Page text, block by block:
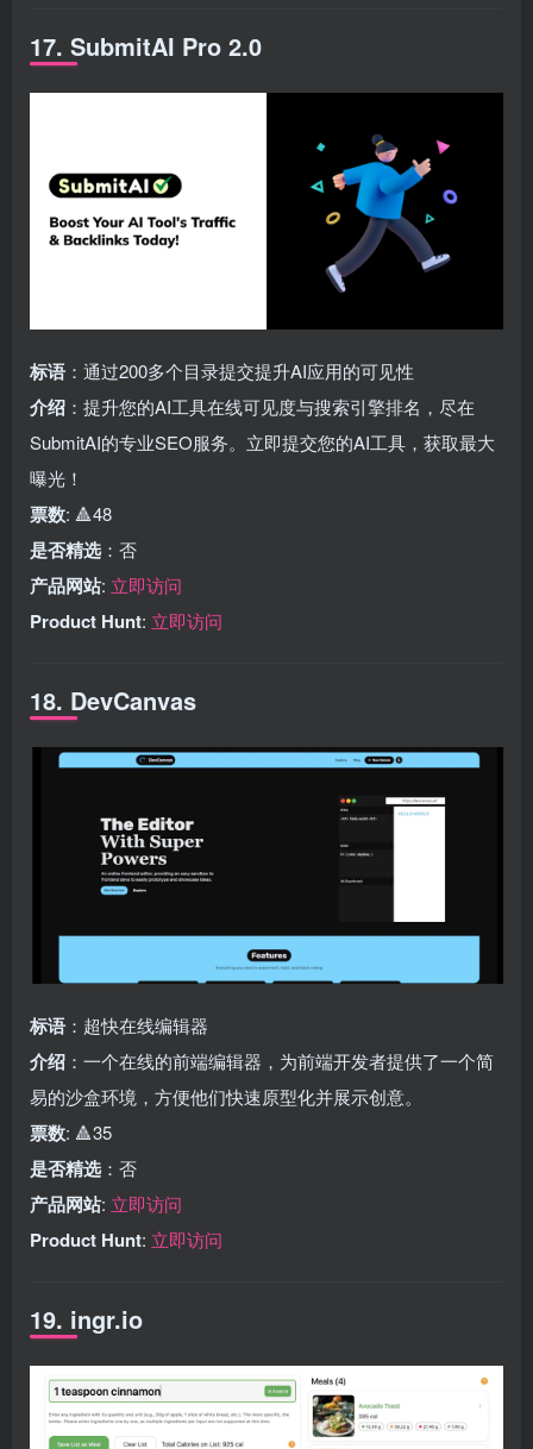
17. SubmitAI Pro 2.0
标语 ：通过200多个目录提交提升AI应用的可见性
介绍 ：提升您的AI工具在线可见度与搜索引擎排名，尽在
SubmitAI的专业SEO服务。立即提交您的AI工具，获取最大
曝光！
票数: 🔺48
是否精选 ：否
产品网站: 立即访问
Product Hunt: 立即访问
18. DevCanvas
标语 ：超快在线编辑器
介绍 ：一个在线的前端编辑器，为前端开发者提供了一个简
易的沙盒环境，方便他们快速原型化并展示创意。
票数: 🔺35
是否精选 ：否
产品网站: 立即访问
Product Hunt: 立即访问
19. ingr.io